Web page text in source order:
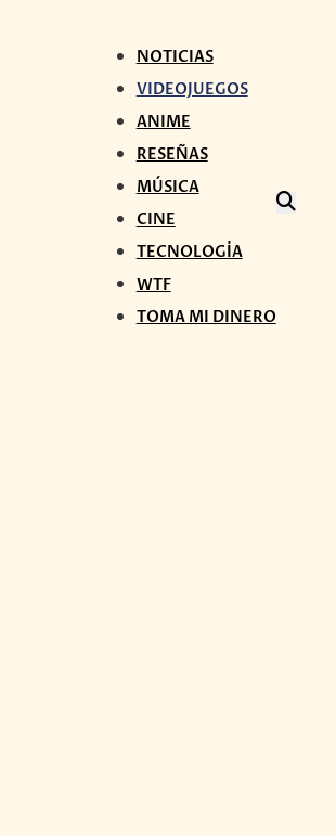
NOTICIAS
VIDEOJUEGOS
ANIME
RESEÑAS
MÚSICA
CINE
TECNOLOGÍA
WTF
TOMA MI DINERO